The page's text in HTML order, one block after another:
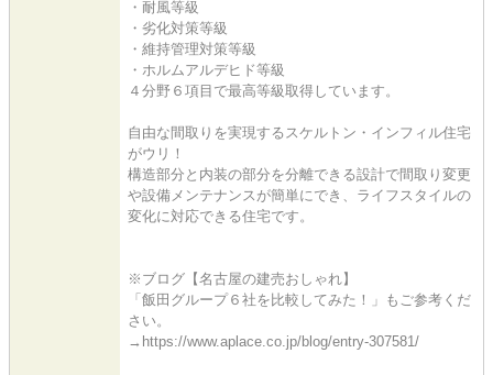
・耐風等級
・劣化対策等級
・維持管理対策等級
・ホルムアルデヒド等級
４分野６項目で最高等級取得しています。
自由な間取りを実現するスケルトン・インフィル住宅
がウリ！
構造部分と内装の部分を分離できる設計で間取り変更
や設備メンテナンスが簡単にでき、ライフスタイルの
変化に対応できる住宅です。
※ブログ【名古屋の建売おしゃれ】
「飯田グループ６社を比較してみた！」もご参考くだ
さい。
→https://www.aplace.co.jp/blog/entry-307581/